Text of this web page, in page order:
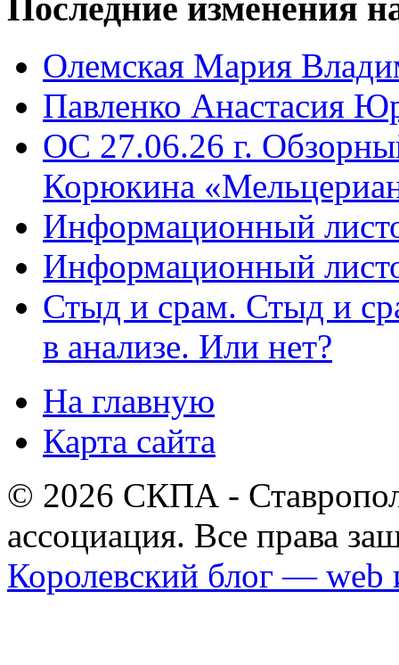
Последние изменения
Олемская Мария
Павленко Анастасия
ОС 27.06.26 г.
Корюкина
Информационный
Информационный
Стыд и срам. Стыд и
в анализе. Или нет?
На главную
Карта сайта
© 2026 СКПА -
ассоциация. Все права
Королевский блог — web